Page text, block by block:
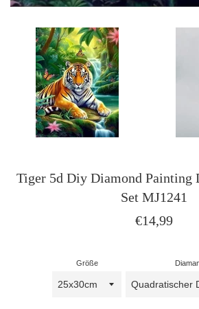
Tiger 5d Diy Diamond Painting
Set MJ1241
Normaler
€14,99
Größe